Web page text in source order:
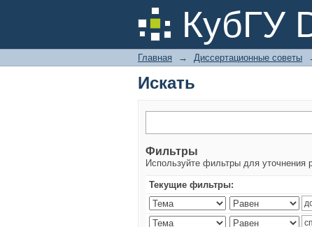
КубГУ
Искать
Главная → Диссертационные советы
Искать
Фильтры
Используйте фильтры для уточнения
Текущие фильтры: